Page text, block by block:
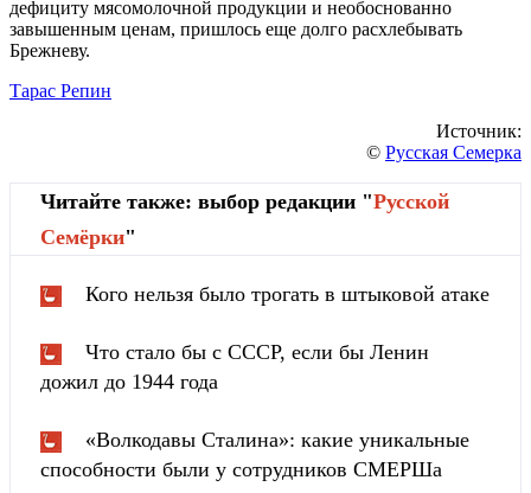
дефициту мясомолочной продукции и необоснованно
завышенным ценам, пришлось еще долго расхлебывать
Брежневу.
Тарас Репин
Источник:
© Русская Семерка
Читайте также: выбор редакции "Русской
Cемёрки"
Кого нельзя было трогать в штыковой атаке
Что стало бы с СССР, если бы Ленин
дожил до 1944 года
«Волкодавы Сталина»: какие уникальные
способности были у сотрудников СМЕРШа